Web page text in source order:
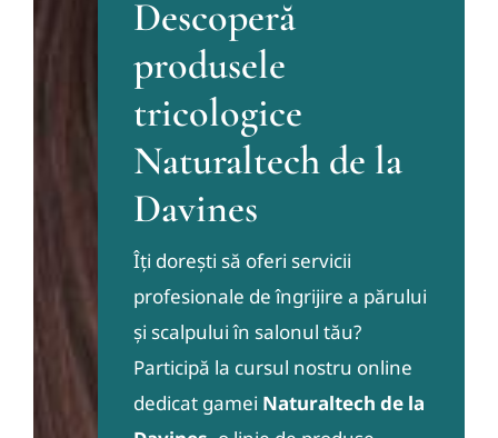
Descoperă
produsele
tricologice
Naturaltech de la
Davines
Îți dorești să oferi servicii
profesionale de îngrijire a părului
și scalpului în salonul tău?
Participă la cursul nostru online
dedicat gamei Naturaltech de la